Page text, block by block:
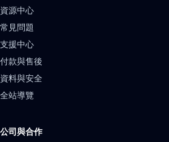
資源中心
常見問題
支援中心
付款與售後
資料與安全
全站導覽
公司與合作